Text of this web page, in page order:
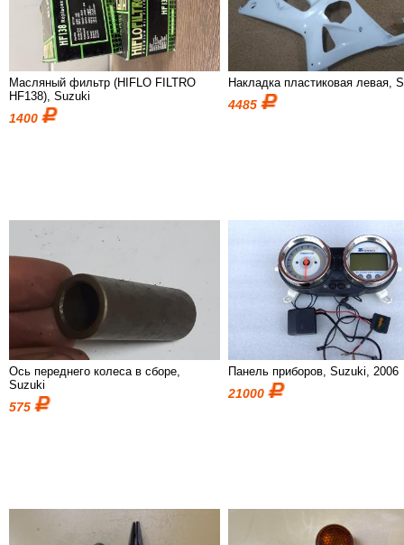
Масляный фильтр (HIFLO FILTRO
HF138), Suzuki
1400
Накладка пластиковая левая,
4485
Ось переднего колеса в сборе,
Suzuki
575
Панель приборов, Suzuki, 2006
21000